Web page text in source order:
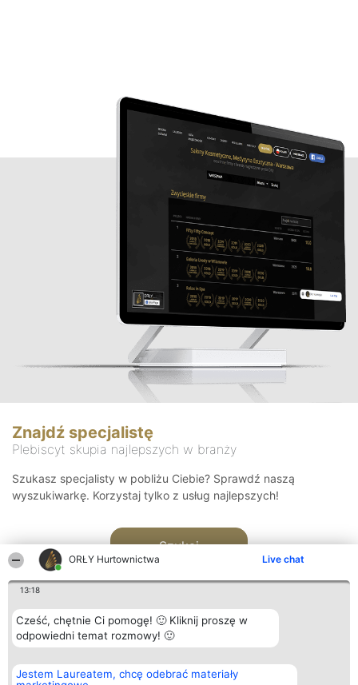
ORŁY Hurtownictwa Live chat
13:18
Cześć, chętnie Ci pomogę! 🙂 Kliknij proszę w
odpowiedni temat rozmowy! 🙂
Jestem Laureatem, chcę odebrać materiały
Znajdź specjalistę
Plebiscyt skupia najlepszych w branży
Szukasz specjalisty w pobliżu Ciebie? Sprawdź naszą
wyszukiwarkę. Korzystaj tylko z usług najlepszych!
Szukaj
Organizator plebiscytu
Bright Side Solutions sp. z o.
Plebiscyt
Laureaci
Kontakt
Kontakt